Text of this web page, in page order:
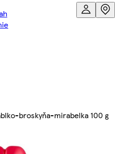
broskyňa-mirabelka 100 g